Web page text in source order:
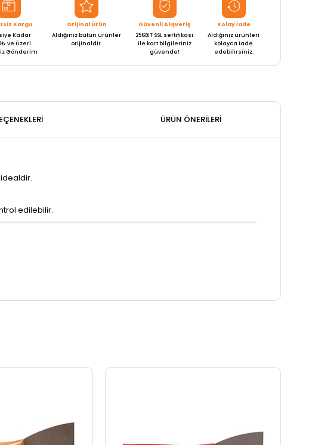
Kargo
Kadar
ve Üzeri
Gönderim
Orijinal Ürün
Aldığınız bütün ürünler
orijinaldir.
Güvenli Alışveriş
256BIT SSL sertifikası
ile kart bilgileriniz
güvende!
Kolay İade
Aldığınız ürünleri
kolayca iade
edebilirsiniz.
ÜRÜN ÖNERILERI
edilebilir.